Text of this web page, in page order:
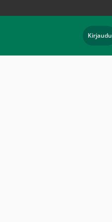
Kirjaudu